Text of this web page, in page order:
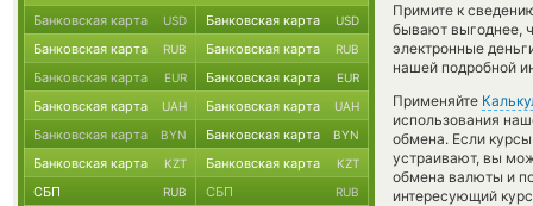
Примите к
бывают выгоднее,
электронные
нашей подробной
Применяйте
использования
обмена. Если
устраивают, вы
обмена валюты и
интересующий
Банковская карта USD Банковская карта USD
Банковская карта RUB Банковская карта RUB
Банковская карта EUR Банковская карта EUR
Банковская карта UAH Банковская карта UAH
Банковская карта BYN Банковская карта BYN
Банковская карта KZT Банковская карта KZT
СБП RUB СБП RUB